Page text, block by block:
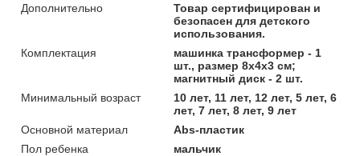
Дополнительно
Товар сертифицирован и
безопасен для детского
использования.
Комплектация
машинка трансформер - 1
шт., размер 8х4х3 см;
магнитный диск - 2 шт.
Минимальный возраст
10 лет, 11 лет, 12 лет, 5 лет, 6
лет, 7 лет, 8 лет, 9 лет
Основной материал
Abs-пластик
Пол ребенка
мальчик